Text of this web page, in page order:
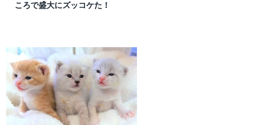
ころで盛大にズッコケた！